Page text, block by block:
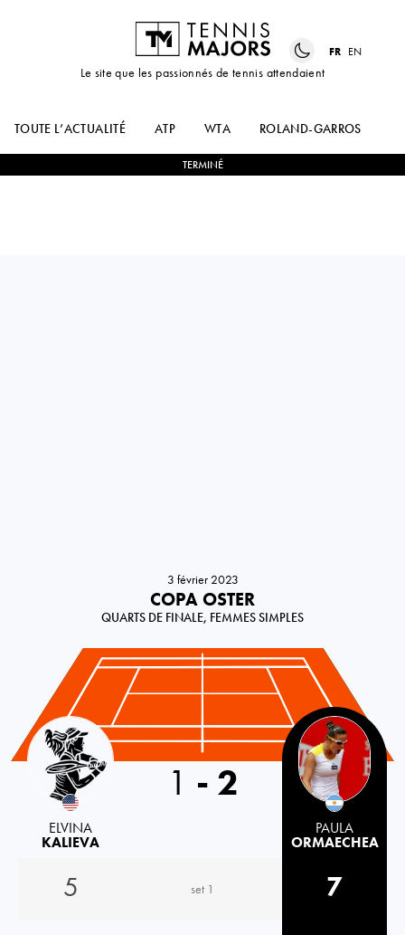
Le site que les passionnés de tennis attendaient
FR EN
TOUTE L’ACTUALITÉ ATP WTA ROLAND-GARROS
TERMINÉ
3 février 2023
COPA OSTER
QUARTS DE FINALE, FEMMES SIMPLES
USA
ELVINA
KALIEVA
1 - 2
PAULA
ORMAECHEA
5 set 1
7